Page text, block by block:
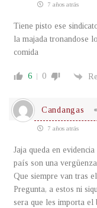
7 años atrás
Tiene pisto ese
la majada tronandose
comida
6 0
Candangas
7 años atrás
Jaja queda en
país son una
Que siempre van tras
Pregunta, a estos ni
sera que les importa el